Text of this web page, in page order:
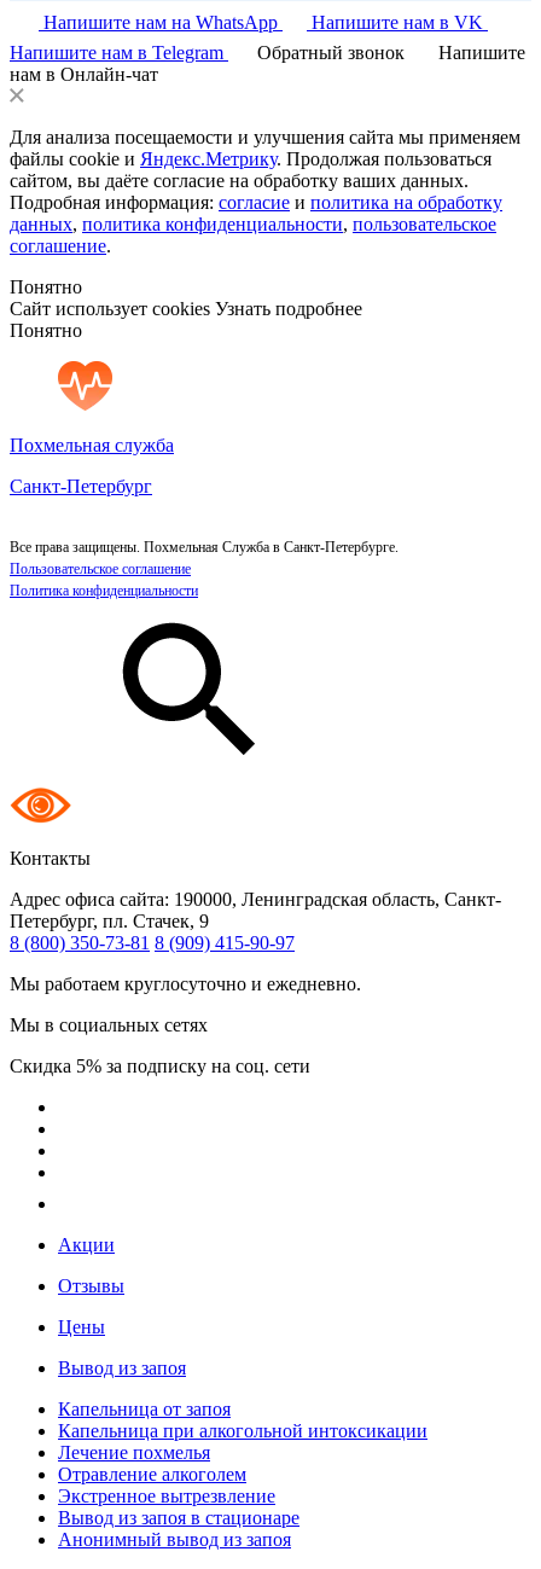
Напишите нам на WhatsApp
Напишите нам в VK
Напишите нам в Telegram
Обратный звонок
Напишите
нам в Онлайн-чат
Для анализа посещаемости и улучшения сайта мы применяем
файлы cookie и Яндекс.Метрику. Продолжая пользоваться
сайтом, вы даёте согласие на обработку ваших данных.
Подробная информация: согласие и политика на обработку
данных, политика конфиденциальности, пользовательское
соглашение.
Понятно
Сайт использует cookies Узнать подробнее
Понятно
Похмельная служба
Санкт-Петербург
Все права защищены. Похмельная Служба в Санкт-Петербурге.
Пользовательское соглашение
Политика конфиденциальности
Контакты
Адрес офиса сайта: 190000, Ленинградская область, Санкт-
Петербург, пл. Стачек, 9
8 (800) 350-73-81 8 (909) 415-90-97
Мы работаем круглосуточно и ежедневно.
Мы в социальных сетях
Скидка 5% за подписку на соц. сети
Акции
Отзывы
Цены
Вывод из запоя
Капельница от запоя
Капельница при алкогольной интоксикации
Лечение похмелья
Отравление алкоголем
Экстренное вытрезвление
Вывод из запоя в стационаре
Анонимный вывод из запоя